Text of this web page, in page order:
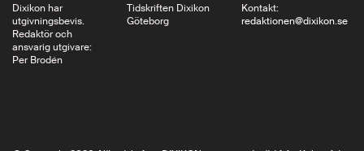
Dixikon har
utgivningsbevis.
Redaktör och
ansvarig utgivare:
Per Brodén
Tidskriften Dixikon
Göteborg
Kontakt:
redaktionen@dixikon.se